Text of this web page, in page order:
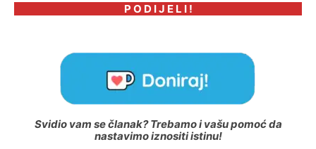
P O D I J E L I !
Svidio vam se članak? Trebamo i vašu pomoć da
nastavimo iznositi istinu!